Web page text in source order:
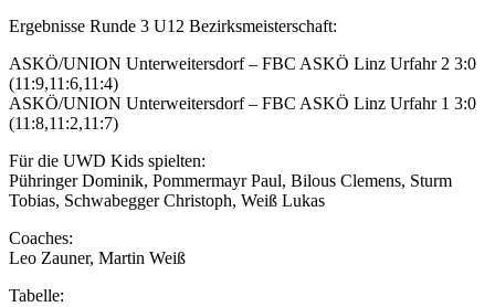
Ergebnisse Runde 3 U12 Bezirksmeisterschaft:
ASKÖ/UNION Unterweitersdorf – FBC ASKÖ Linz Urfahr 2 3:0
(11:9,11:6,11:4)
ASKÖ/UNION Unterweitersdorf – FBC ASKÖ Linz Urfahr 1 3:0
(11:8,11:2,11:7)
Für die UWD Kids spielten:
Pühringer Dominik, Pommermayr Paul, Bilous Clemens, Sturm
Tobias, Schwabegger Christoph, Weiß Lukas
Coaches:
Leo Zauner, Martin Weiß
Tabelle: